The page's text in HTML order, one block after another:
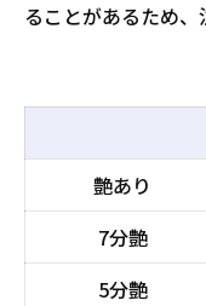
ることがあるため、
艶あり
7分艶
5分艶